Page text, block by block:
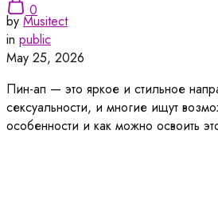
0
by Musitect
in public
May 25, 2026
Пин-ап — это яркое и стильное
сексуальности, и многие ищут
особенности и как можно освоить